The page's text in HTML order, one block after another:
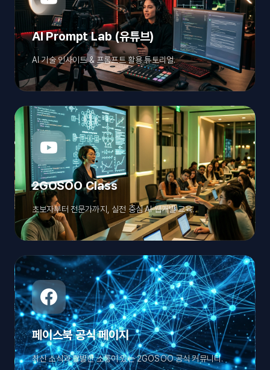
AI Prompt Lab (유튜브)
AI 기술 인사이트 & 프롬프트 활용 튜토리얼.
2GOSOO Class
초보자부터 전문가까지, 실전 중심 AI·웹개발 교육.
페이스북 공식 페이지
최신 소식과 활발한 소통이 있는 2GOSOO 공식 커뮤니티.